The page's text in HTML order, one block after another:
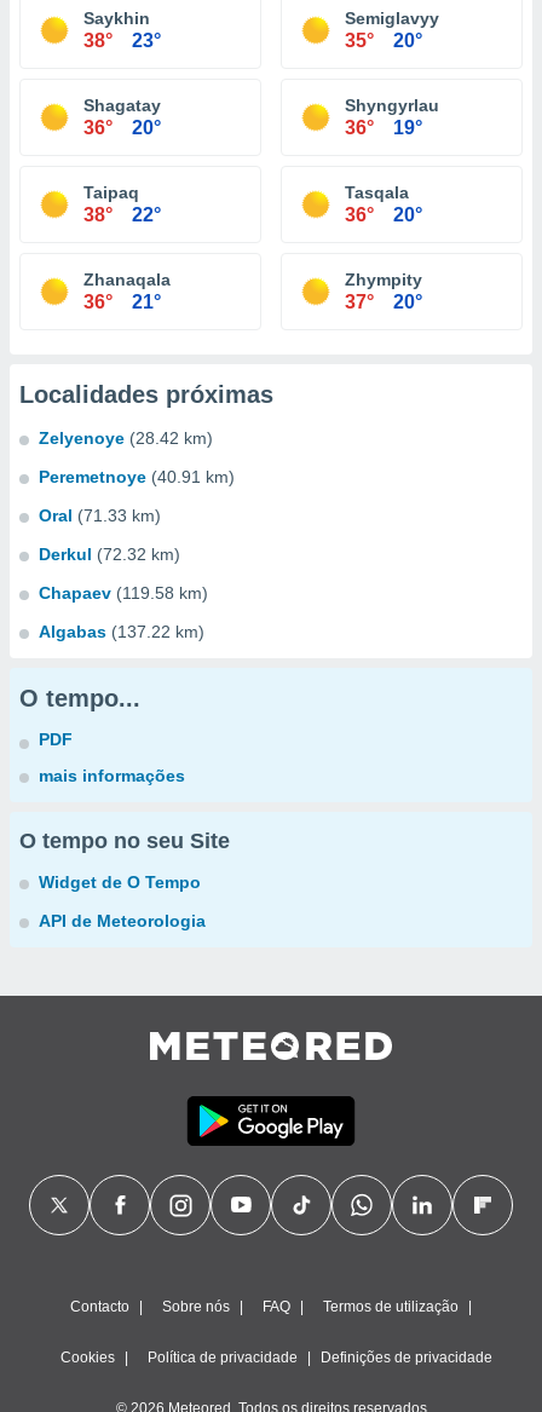
Saykhin
38° 23°
Semiglavyy
35° 20°
Shagatay
36° 20°
Shyngyrlau
36° 19°
Taipaq
38° 22°
Tasqala
36° 20°
Zhanaqala
36° 21°
Zhympity
37° 20°
Localidades próximas
Zelyenoye (28.42 km)
Peremetnoye (40.91 km)
Oral (71.33 km)
Derkul (72.32 km)
Chapaev (119.58 km)
Algabas (137.22 km)
O tempo...
PDF
mais informações
O tempo no seu Site
Widget de O Tempo
API de Meteorologia
Contacto Sobre nós FAQ Termos de utilização
Cookies Política de privacidade Definições de privacidade
© 2026 Meteored. Todos os direitos reservados